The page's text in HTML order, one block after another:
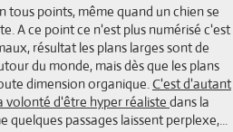
tous points, même quand un chien se
A ce point ce n'est plus numérisé c'est
résultat les plans larges sont de
du monde, mais dès que les plans
dimension organique.C'est d'autant
volonté d'être hyper réaliste dans la
passages laissent perplexe,...